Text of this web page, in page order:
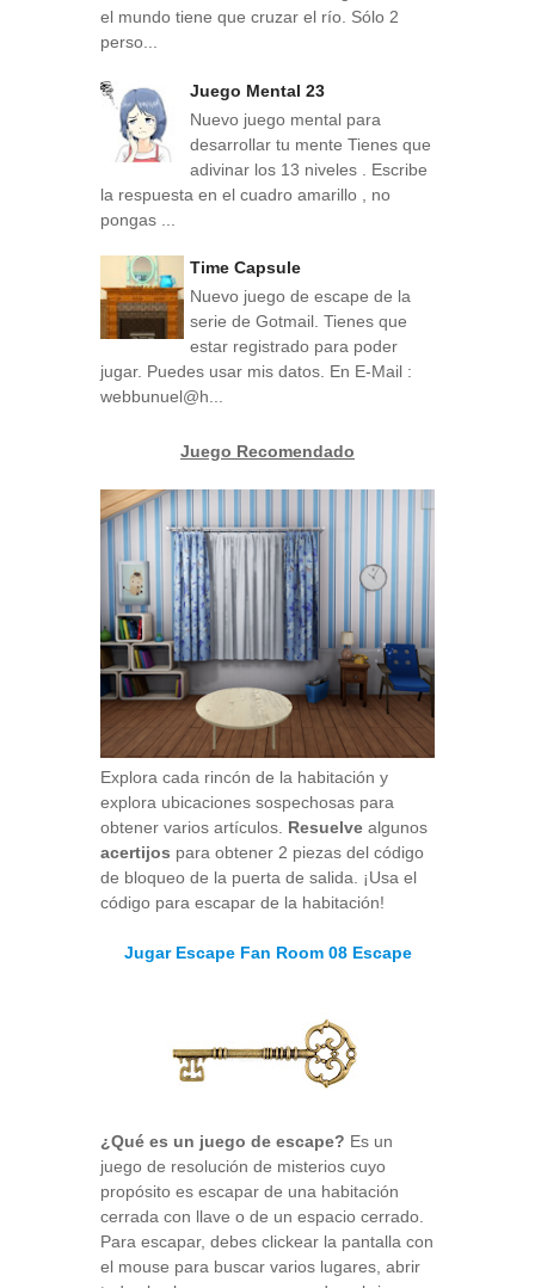
el mundo tiene que cruzar el río. Sólo 2
perso...
Juego Mental 23
Nuevo juego mental para
desarrollar tu mente Tienes que
adivinar los 13 niveles . Escribe
la respuesta en el cuadro amarillo , no
pongas ...
Time Capsule
Nuevo juego de escape de la
serie de Gotmail. Tienes que
estar registrado para poder
jugar. Puedes usar mis datos. En E-Mail :
webbunuel@h...
Juego Recomendado
Explora cada rincón de la habitación y
explora ubicaciones sospechosas para
obtener varios artículos. Resuelve algunos
acertijos para obtener 2 piezas del código
de bloqueo de la puerta de salida. ¡Usa el
código para escapar de la habitación!
Jugar Escape Fan Room 08 Escape
¿Qué es un juego de escape? Es un
juego de resolución de misterios cuyo
propósito es escapar de una habitación
cerrada con llave o de un espacio cerrado.
Para escapar, debes clickear la pantalla con
el mouse para buscar varios lugares, abrir